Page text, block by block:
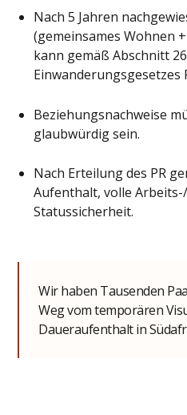
Nach 5 Jahren
(gemeinsames Wohnen
kann gemäß Abschnitt
Einwanderungsgesetzes
Beziehungsnachweise
glaubwürdig sein.
Nach Erteilung des PR
Aufenthalt, volle
Statussicherheit.
Wir haben Tausenden
Weg vom temporären
Daueraufenthalt in